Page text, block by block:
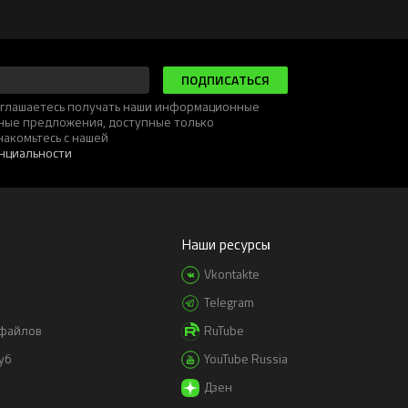
ПОДПИСАТЬСЯ
получать наши информационные
предложения, доступные только
с нашей
Наши ресурсы
Vkontakte
Telegram
RuTube
YouTube Russia
Дзен